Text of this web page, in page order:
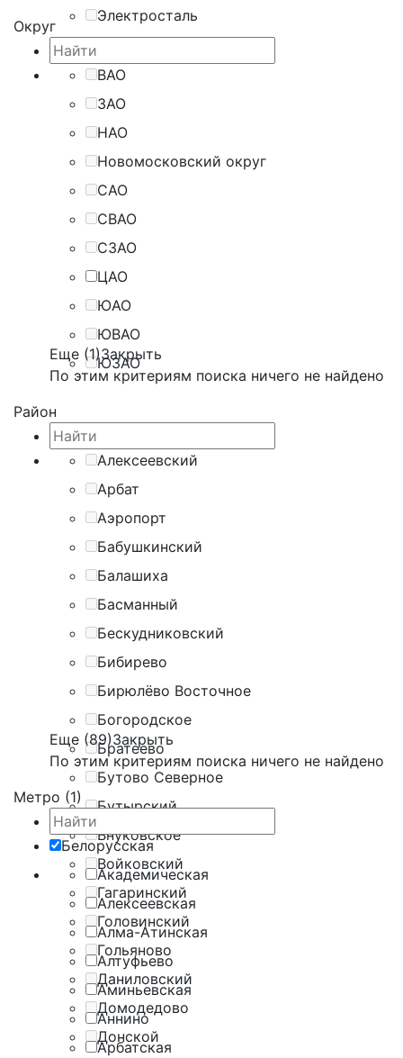
Электросталь
Округ
ВАО
ЗАО
НАО
Новомосковский округ
САО
СВАО
СЗАО
ЦАО
ЮАО
ЮВАО
ЮЗАО
Еще (1)Закрыть
По этим критериям поиска ничего не найдено
Район
Алексеевский
Арбат
Аэропорт
Бабушкинский
Балашиха
Басманный
Бескудниковский
Бибирево
Бирюлёво Восточное
Богородское
Братеево
Бутово Северное
Бутырский
Внуковское
Войковский
Гагаринский
Головинский
Гольяново
Даниловский
Домодедово
Донской
Еще (89)Закрыть
По этим критериям поиска ничего не найдено
Метро (1)
Белорусская
Академическая
Алексеевская
Алма-Атинская
Алтуфьево
Аминьевская
Аннино
Арбатская